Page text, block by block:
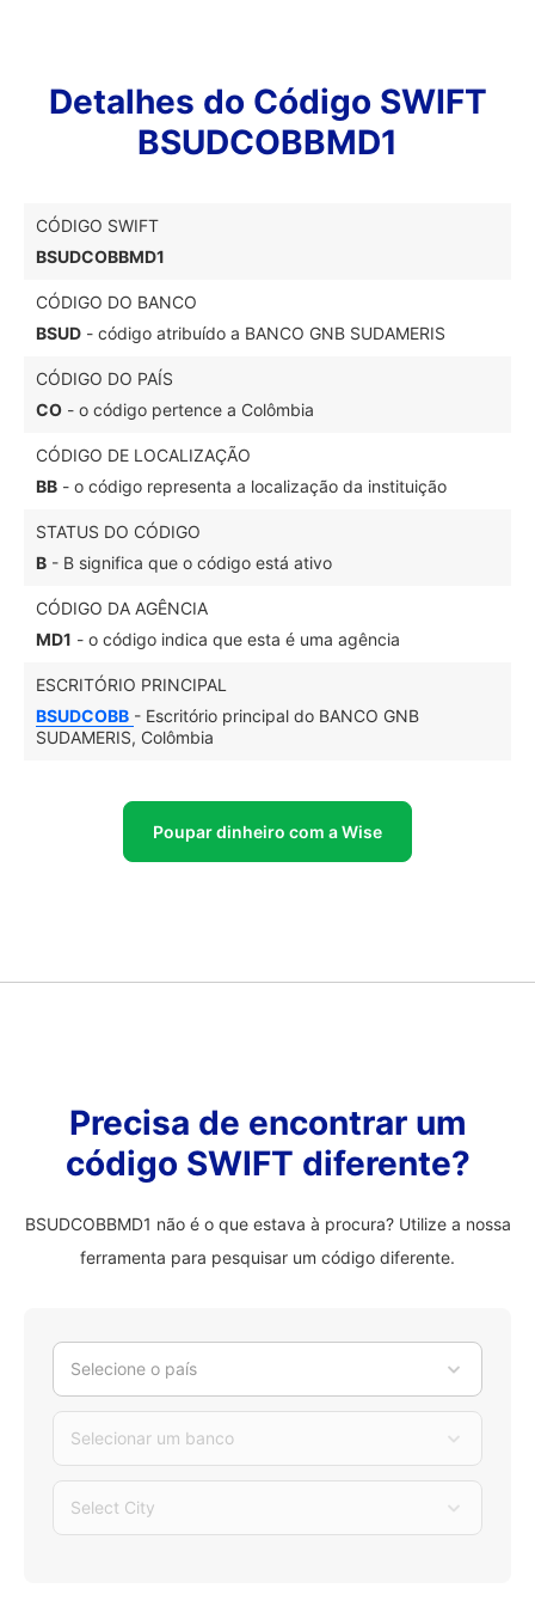
Detalhes do Código SWIFT
BSUDCOBBMD1
CÓDIGO SWIFT
BSUDCOBBMD1
CÓDIGO DO BANCO
BSUD - código atribuído a BANCO GNB SUDAMERIS
CÓDIGO DO PAÍS
CO - o código pertence a Colômbia
CÓDIGO DE LOCALIZAÇÃO
BB - o código representa a localização da instituição
STATUS DO CÓDIGO
B - B significa que o código está ativo
CÓDIGO DA AGÊNCIA
MD1 - o código indica que esta é uma agência
ESCRITÓRIO PRINCIPAL
BSUDCOBB - Escritório principal do BANCO GNB
SUDAMERIS, Colômbia
Poupar dinheiro com a Wise
Precisa de encontrar um
código SWIFT diferente?
BSUDCOBBMD1 não é o que estava à procura? Utilize a nossa
ferramenta para pesquisar um código diferente.
Selecione o país
Selecionar um banco
Select City